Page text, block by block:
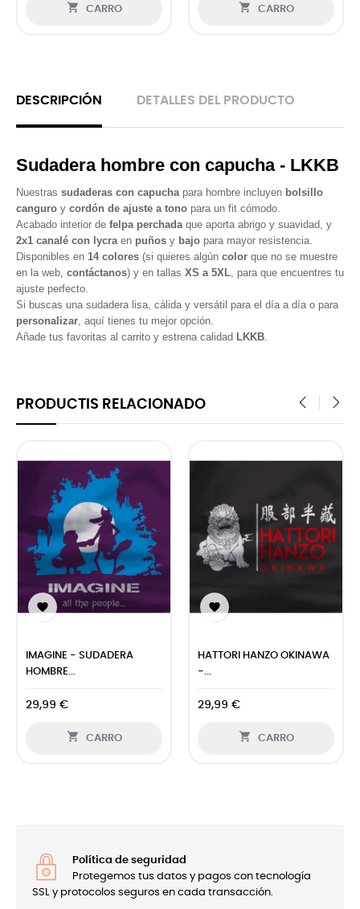
 CARRO  CARRO
DESCRIPCIÓN DETALLES DEL PRODUCTO
Sudadera hombre con capucha - LKKB
Nuestras sudaderas con capucha para hombre incluyen bolsillo
canguro y cordón de ajuste a tono para un fit cómodo.
Acabado interior de felpa perchada que aporta abrigo y suavidad, y
2x1 canalé con lycra en puños y bajo para mayor resistencia.
Disponibles en 14 colores (si quieres algún color que no se muestre
en la web, contáctanos) y en tallas XS a 5XL , para que encuentres tu
ajuste perfecto.
Si buscas una sudadera lisa, cálida y versátil para el día a día o para
personalizar , aquí tienes tu mejor opción.
Añade tus favoritas al carrito y estrena calidad LKKB
PRODUCTIS RELACIONADO

IMAGINE - SUDADERA
HOMBRE...
29,99 €
 CARRO

HATTORI HANZO OKINAWA
-...
29,99 €
 CARRO
Política de seguridad
Protegemos tus datos y pagos con tecnología
SSL y protocolos seguros en cada transacción.